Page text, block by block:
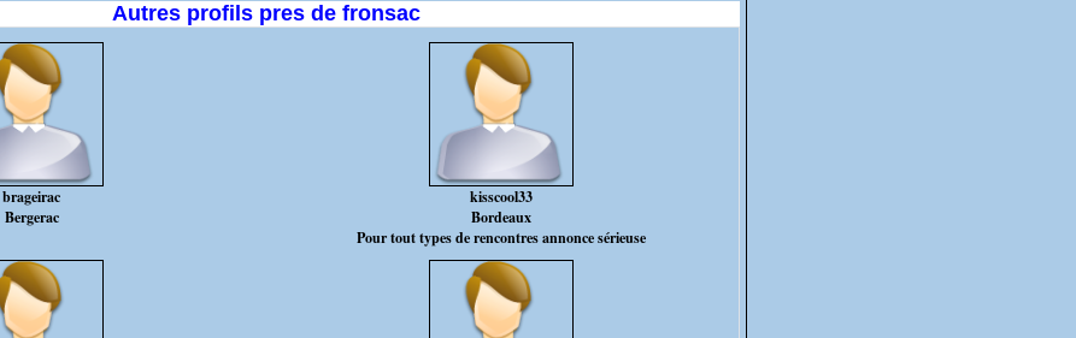
Autres profils pres de fronsac
brageirac
Bergerac
kisscool33
Bordeaux
Pour tout types de rencontres annonce sérieuse